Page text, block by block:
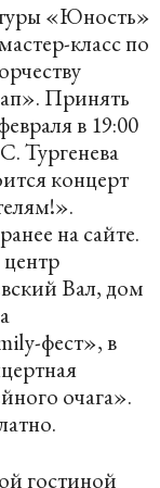
«Юность»
класс по
Принять
в 19:00
Тургенева
концерт
насайте.
центр
Вал, дом
фест», в
очага».
гостиной